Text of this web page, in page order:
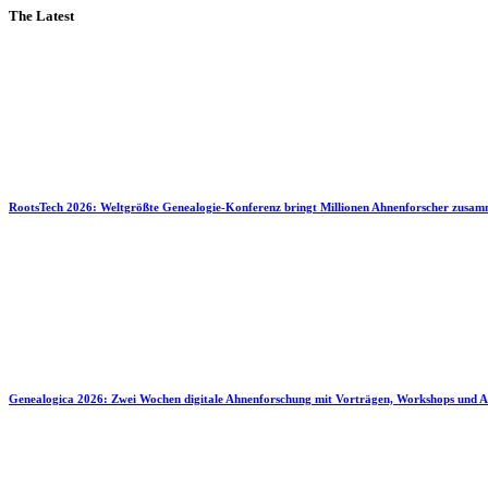
The Latest
RootsTech 2026: Weltgrößte Genealogie-Konferenz bringt Millionen Ahnenforscher
Genealogica 2026: Zwei Wochen digitale Ahnenforschung mit Vorträgen, Workshops und